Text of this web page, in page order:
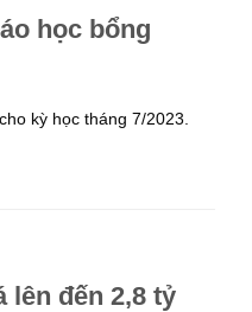
học bổng
kỳ học tháng 7/2023.
lên đến 2,8 tỷ